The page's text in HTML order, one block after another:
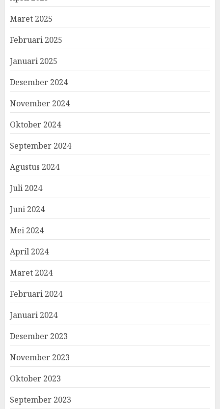
Maret 2025
Februari 2025
Januari 2025
Desember 2024
November 2024
Oktober 2024
September 2024
Agustus 2024
Juli 2024
Juni 2024
Mei 2024
April 2024
Maret 2024
Februari 2024
Januari 2024
Desember 2023
November 2023
Oktober 2023
September 2023